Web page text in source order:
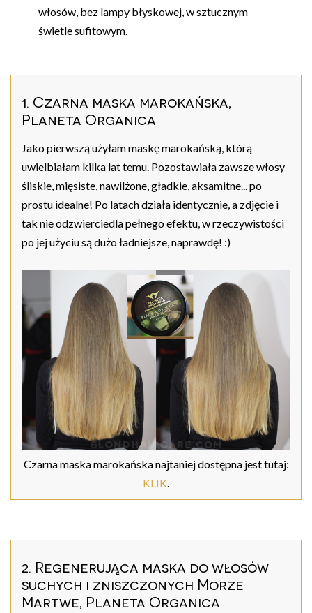
włosów, bez lampy błyskowej, w sztucznym
świetle sufitowym.
1. Czarna maska marokańska,
Planeta Organica
Jako pierwszą użyłam maskę marokańską, którą
uwielbiałam kilka lat temu. Pozostawiała zawsze włosy
śliskie, mięsiste, nawilżone, gładkie, aksamitne... po
prostu idealne! Po latach działa identycznie, a zdjęcie i
tak nie odzwierciedla pełnego efektu, w rzeczywistości
po jej użyciu są dużo ładniejsze, naprawdę! :)
Czarna maska marokańska najtaniej dostępna jest tutaj:
KLIK.
2. Regenerująca maska do włosów
suchych i zniszczonych Morze
Martwe, Planeta Organica